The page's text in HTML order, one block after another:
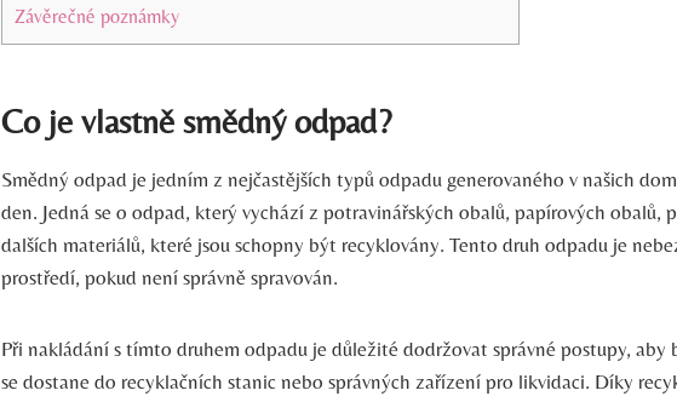
Závěrečné ⁢poznámky
Co ⁤je vlastně smědný odpad?
Smědný‍ odpad je⁤ jedním z⁣ nejčastějších⁣ typů odpadu‍ generovaného v našich
den. Jedná se o odpad, který vychází⁣ z potravinářských obalů, papírových obalů,
dalších materiálů, které jsou schopny být‌ recyklovány.​ Tento druh odpadu je
prostředí, pokud není správně spravován.
Při nakládání s tímto druhem odpadu je‌ důležité dodržovat správné postupy,⁤ aby⁤
se ‌dostane do ⁤recyklačních stanic ⁤nebo správných zařízení pro⁤ likvidaci. Díky‍